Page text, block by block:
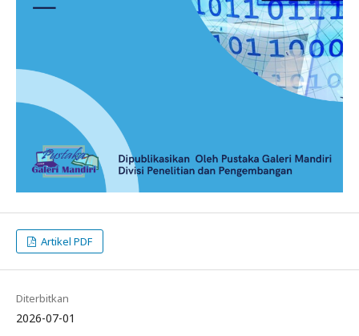
Artikel PDF
Diterbitkan
2026-07-01